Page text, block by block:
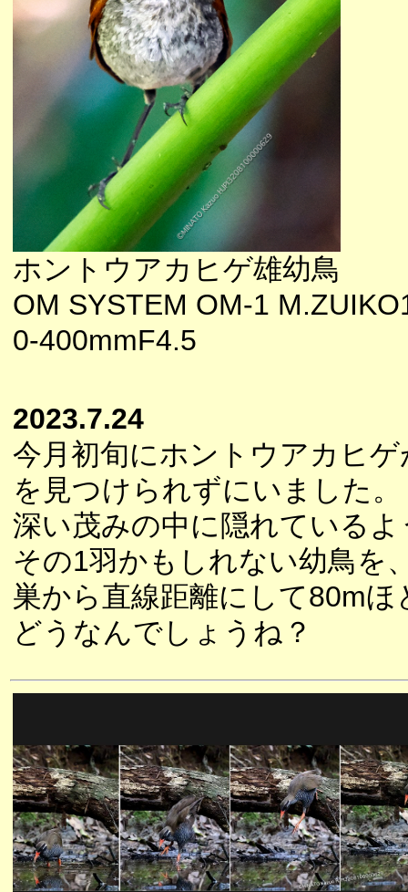
ホントウアカヒゲ雄幼鳥
OM SYSTEM OM-1
0-400mmF4.5
2023.7.24
今月初旬にホントウアカヒ
を見つけられずにいました。
深い茂みの中に隠れている
その1羽かもしれない幼鳥を
巣から直線距離にして80mほ
どうなんでしょうね？